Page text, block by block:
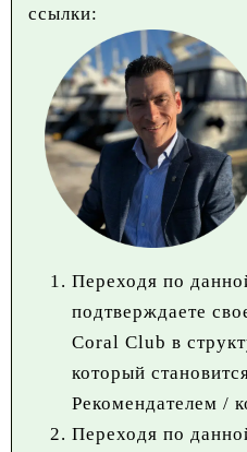
ссылки:
Переходя по
подтверждаете
Coral Club в
который
Рекомендателем /
Переходя по